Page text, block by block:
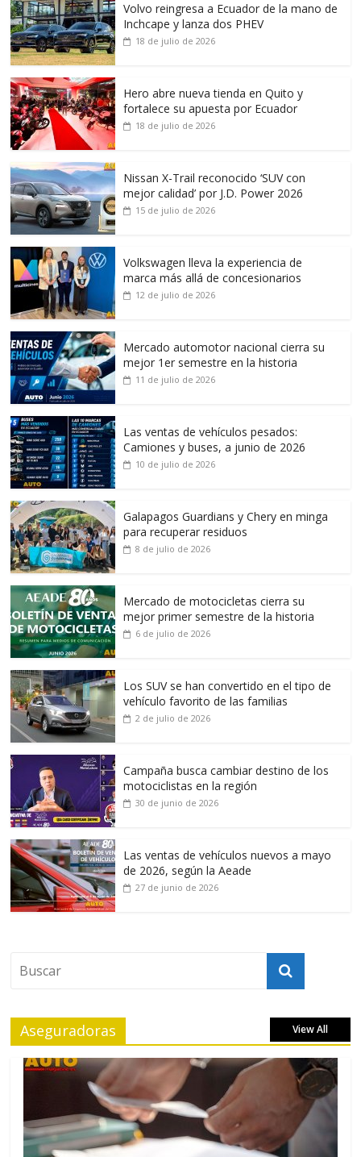
Volvo reingresa a Ecuador de la mano de
Inchcape y lanza dos PHEV
18 de julio de 2026
Hero abre nueva tienda en Quito y
fortalece su apuesta por Ecuador
18 de julio de 2026
Nissan X-Trail reconocido ‘SUV con
mejor calidad’ por J.D. Power 2026
15 de julio de 2026
Volkswagen lleva la experiencia de
marca más allá de concesionarios
12 de julio de 2026
Mercado automotor nacional cierra su
mejor 1er semestre en la historia
11 de julio de 2026
Las ventas de vehículos pesados:
Camiones y buses, a junio de 2026
10 de julio de 2026
Galapagos Guardians y Chery en minga
para recuperar residuos
8 de julio de 2026
Mercado de motocicletas cierra su
mejor primer semestre de la historia
6 de julio de 2026
Los SUV se han convertido en el tipo de
vehículo favorito de las familias
2 de julio de 2026
Campaña busca cambiar destino de los
motociclistas en la región
30 de junio de 2026
Las ventas de vehículos nuevos a mayo
de 2026, según la Aeade
27 de junio de 2026
Aseguradoras View All